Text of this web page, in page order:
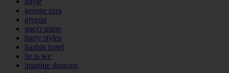
george ezra
giveon
gucci mane
harry styles
hazbin hotel
he is we
imagine dragons